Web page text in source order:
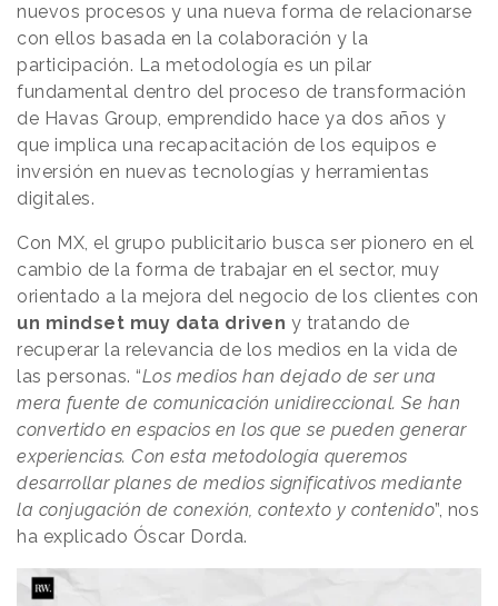
nuevos procesos y una nueva forma de relacionarse
con ellos basada en la colaboración y la
participación. La metodología es un pilar
fundamental dentro del proceso de transformación
de Havas Group, emprendido hace ya dos años y
que implica una recapacitación de los equipos e
inversión en nuevas tecnologías y herramientas
digitales.
Con MX, el grupo publicitario busca ser pionero en el
cambio de la forma de trabajar en el sector, muy
orientado a la mejora del negocio de los clientes con
un mindset muy data driven y tratando de
recuperar la relevancia de los medios en la vida de
las personas. “Los medios han dejado de ser una
mera fuente de comunicación unidireccional. Se han
convertido en espacios en los que se pueden generar
experiencias. Con esta metodología queremos
desarrollar planes de medios significativos mediante
la conjugación de conexión, contexto y contenido”, nos
ha explicado Óscar Dorda.